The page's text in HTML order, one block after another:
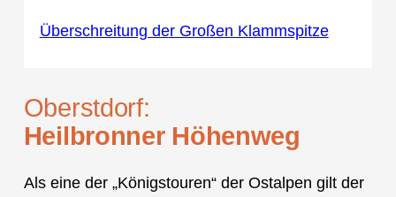
Überschreitung der Großen Klammspitze
Oberstdorf:
Heilbronner Höhenweg
Als eine der „Königstouren“ der Ostalpen gilt der